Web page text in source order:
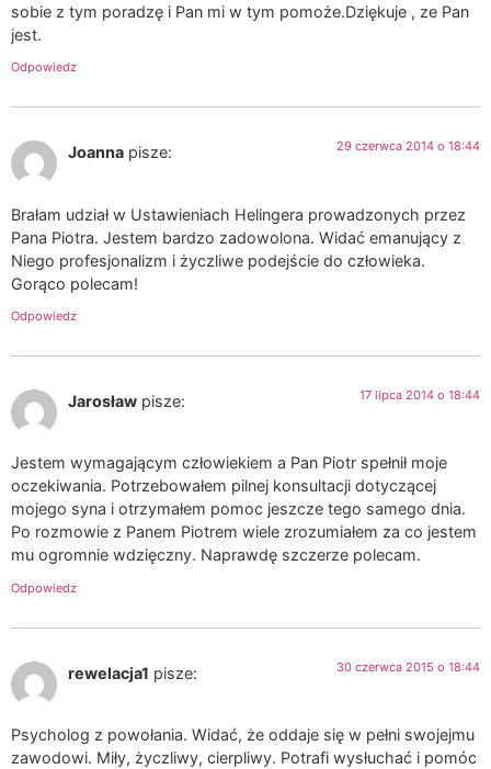
sobie z tym poradzę i Pan mi w tym pomoże.Dziękuje , ze Pan
jest.
Odpowiedz
Joanna pisze: 29 czerwca 2014 o 18:44
Brałam udział w Ustawieniach Helingera prowadzonych przez
Pana Piotra. Jestem bardzo zadowolona. Widać emanujący z
Niego profesjonalizm i życzliwe podejście do człowieka.
Gorąco polecam!
Odpowiedz
Jarosław pisze: 17 lipca 2014 o 18:44
Jestem wymagającym człowiekiem a Pan Piotr spełnił moje
oczekiwania. Potrzebowałem pilnej konsultacji dotyczącej
mojego syna i otrzymałem pomoc jeszcze tego samego dnia.
Po rozmowie z Panem Piotrem wiele zrozumiałem za co jestem
mu ogromnie wdzięczny. Naprawdę szczerze polecam.
Odpowiedz
rewelacja1 pisze: 30 czerwca 2015 o 18:44
Psycholog z powołania. Widać, że oddaje się w pełni swojejmu
zawodowi. Miły, życzliwy, cierpliwy. Potrafi wysłuchać i pomóc